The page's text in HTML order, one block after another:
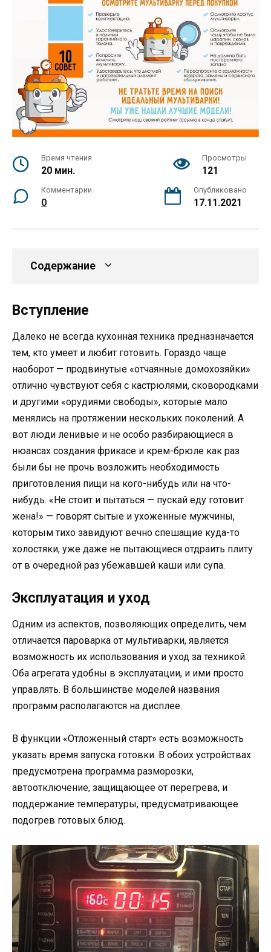
Время чтения
20 мин.
Просмотры
121
Комментарии
0
Опубликовано
17.11.2021
Содержание
Вступление
Далеко не всегда кухонная техника предназначается
тем, кто умеет и любит готовить. Гораздо чаще
наоборот — продвинутые «отчаянные домохозяйки»
отлично чувствуют себя с кастрюлями, сковородками
и другими «орудиями свободы», которые мало
менялись на протяжении нескольких поколений. А
вот люди ленивые и не особо разбирающиеся в
нюансах создания фрикасе и крем-брюле как раз
были бы не прочь возложить необходимость
приготовления пищи на кого-нибудь или на что-
нибудь. «Не стоит и пытаться — пускай еду готовит
жена!» — говорят сытые и ухоженные мужчины,
которым тихо завидуют вечно спешащие куда-то
холостяки, уже даже не пытающиеся отдраить плиту
от в очередной раз убежавшей каши или супа.
Эксплуатация и уход
Одним из аспектов, позволяющих определить, чем
отличается пароварка от мультиварки, является
возможность их использования и уход за техникой.
Оба агрегата удобны в эксплуатации, и ими просто
управлять. В большинстве моделей названия
программ располагаются на дисплее.
В функции «Отложенный старт» есть возможность
указать время запуска готовки. В обоих устройствах
предусмотрена программа разморозки,
автоотключение, защищающее от перегрева, и
поддержание температуры, предусматривающее
подогрев готовых блюд.